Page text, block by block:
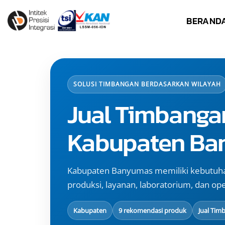
to
content
SOLUSI TIMBANGAN BERDASARKAN WILAYAH
Jual
Kabupaten
Kabupaten Banyumas memiliki
produksi, layanan, laboratorium, dan
Kabupaten 9 rekomendasi produk Jual